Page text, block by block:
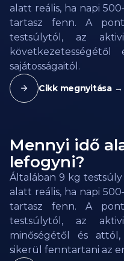
alatt reális, ha napi
tartasz fenn. A
testsúlytól, az
sajátosságaitól.
Cikk megnyitása →
Mennyi idő
lefogyni?
Általában 9 kg
alatt reális, ha napi
tartasz fenn. A
testsúlytól, az
minőségétől és
sikerül fenntartani az